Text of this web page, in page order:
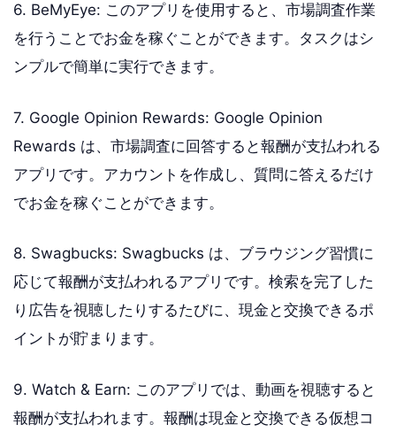
6. BeMyEye: このアプリを使用すると、市場調査作業
を行うことでお金を稼ぐことができます。タスクはシ
ンプルで簡単に実行できます。
7. Google Opinion Rewards: Google Opinion
Rewards は、市場調査に回答すると報酬が支払われる
アプリです。アカウントを作成し、質問に答えるだけ
でお金を稼ぐことができます。
8. Swagbucks: Swagbucks は、ブラウジング習慣に
応じて報酬が支払われるアプリです。検索を完了した
り広告を視聴したりするたびに、現金と交換できるポ
イントが貯まります。
9. Watch & Earn: このアプリでは、動画を視聴すると
報酬が支払われます。報酬は現金と交換できる仮想コ